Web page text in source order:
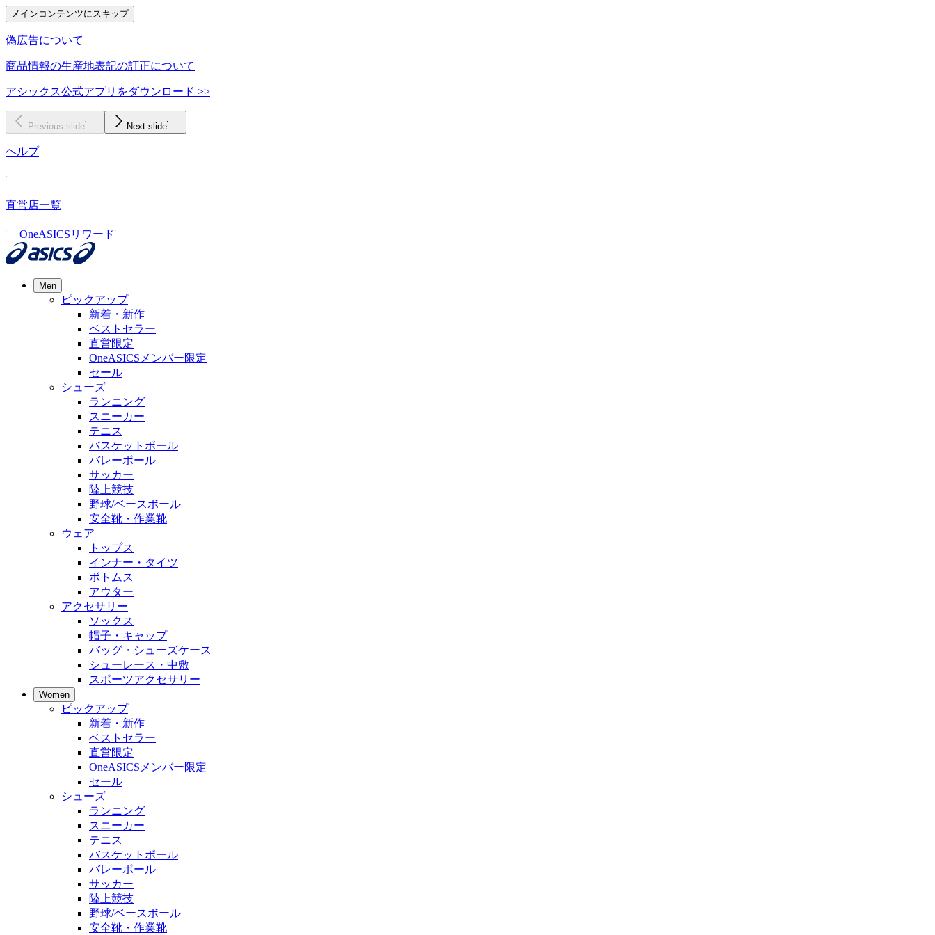
メインコンテンツにスキップ
偽広告について
商品情報の生産地表記の訂正について
アシックス公式アプリをダウンロード >>
Previous slide Next slide
ヘルプ
直営店一覧
OneASICSリワード
Men
ピックアップ
新着・新作
ベストセラー
直営限定
OneASICSメンバー限定
セール
シューズ
ランニング
スニーカー
テニス
バスケットボール
バレーボール
サッカー
陸上競技
野球/ベースボール
安全靴・作業靴
ウェア
トップス
インナー・タイツ
ボトムス
アウター
アクセサリー
ソックス
帽子・キャップ
バッグ・シューズケース
シューレース・中敷
スポーツアクセサリー
Women
ピックアップ
新着・新作
ベストセラー
直営限定
OneASICSメンバー限定
セール
シューズ
ランニング
スニーカー
テニス
バスケットボール
バレーボール
サッカー
陸上競技
野球/ベースボール
安全靴・作業靴